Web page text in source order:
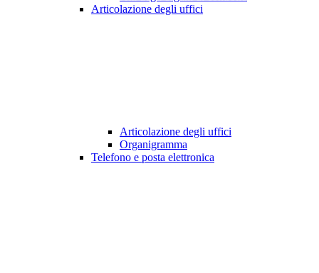
Articolazione degli uffici
Articolazione degli uffici
Organigramma
Telefono e posta elettronica